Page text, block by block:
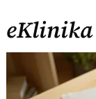
eKlinika